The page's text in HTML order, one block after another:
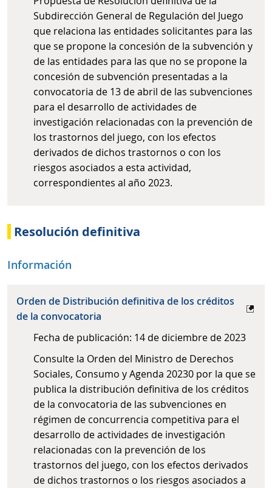
Subdirección General de Regulación del Juego
que relaciona las entidades solicitantes para las
que se propone la concesión de la subvención y
de las entidades para las que no se propone la
concesión de subvención presentadas a la
convocatoria de 13 de abril de las subvenciones
para el desarrollo de actividades de
investigación relacionadas con la prevención de
los trastornos del juego, con los efectos
derivados de dichos trastornos o con los
riesgos asociados a esta actividad,
correspondientes al año 2023.
Resolución definitiva
Información
Orden de Distribución definitiva de los créditos
de la convocatoria
Fecha de publicación: 14 de diciembre de 2023
Consulte la Orden del Ministro de Derechos
Sociales, Consumo y Agenda 20230 por la que se
publica la distribución definitiva de los créditos
de la convocatoria de las subvenciones en
régimen de concurrencia competitiva para el
desarrollo de actividades de investigación
relacionadas con la prevención de los
trastornos del juego, con los efectos derivados
de dichos trastornos o los riesgos asociados a